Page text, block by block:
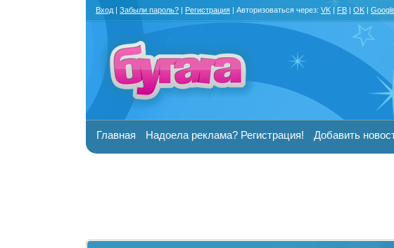
Вход | Забыли пароль? | Регистрация | Авторизоваться через: VK | FB | OK |
Главная Надоела реклама? Регистрация! Добавить